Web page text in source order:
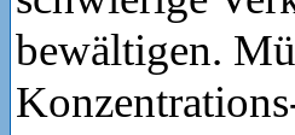
bewältigen.